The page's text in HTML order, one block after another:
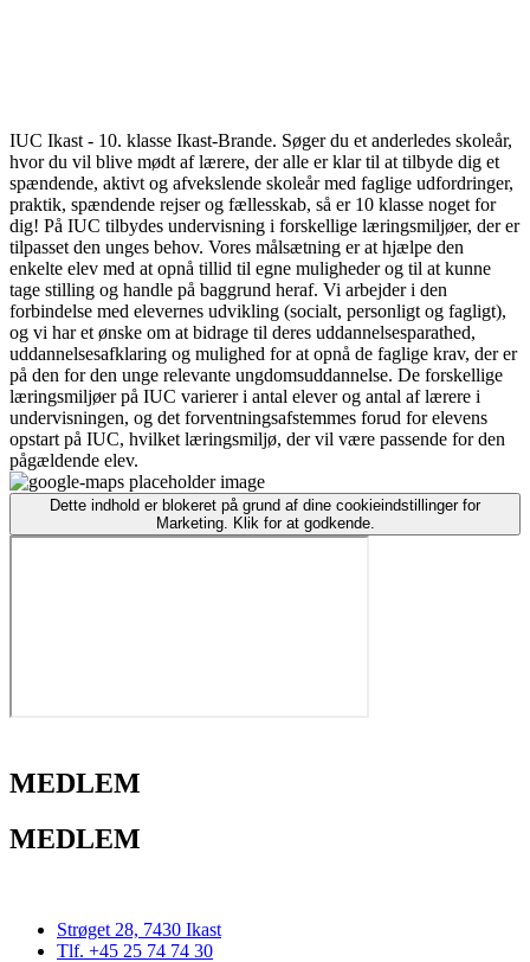
IUC Ikast - 10. klasse Ikast-Brande. Søger du et anderledes skoleår,
hvor du vil blive mødt af lærere, der alle er klar til at tilbyde dig et
spændende, aktivt og afvekslende skoleår med faglige udfordringer,
praktik, spændende rejser og fællesskab, så er 10 klasse noget for
dig! På IUC tilbydes undervisning i forskellige læringsmiljøer, der er
tilpasset den unges behov. Vores målsætning er at hjælpe den
enkelte elev med at opnå tillid til egne muligheder og til at kunne
tage stilling og handle på baggrund heraf. Vi arbejder i den
forbindelse med elevernes udvikling (socialt, personligt og fagligt),
og vi har et ønske om at bidrage til deres uddannelsesparathed,
uddannelsesafklaring og mulighed for at opnå de faglige krav, der er
på den for den unge relevante ungdomsuddannelse. De forskellige
læringsmiljøer på IUC varierer i antal elever og antal af lærere i
undervisningen, og det forventningsafstemmes forud for elevens
opstart på IUC, hvilket læringsmiljø, der vil være passende for den
pågældende elev.
Dette indhold er blokeret på grund af dine cookieindstillinger for
Marketing. Klik for at godkende.
MEDLEM
MEDLEM
Strøget 28, 7430 Ikast
Tlf. +45 25 74 74 30